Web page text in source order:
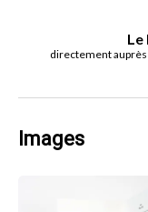
Le
directement
Images